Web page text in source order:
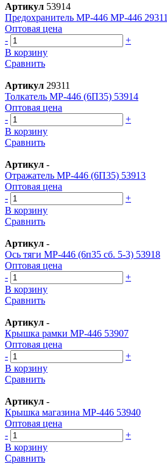
Артикул 53914
Предохранитель МР-446 МР-446 29311
Оптовая цена
-
+
В корзину
Сравнить
Артикул 29311
Толкатель МР-446 (6П35) 53914
Оптовая цена
-
+
В корзину
Сравнить
Артикул -
Отражатель МР-446 (6П35) 53913
Оптовая цена
-
+
В корзину
Сравнить
Артикул -
Ось тяги МР-446 (6п35 сб. 5-3) 53918
Оптовая цена
-
+
В корзину
Сравнить
Артикул -
Крышка рамки МР-446 53907
Оптовая цена
-
+
В корзину
Сравнить
Артикул -
Крышка магазина МР-446 53940
Оптовая цена
-
+
В корзину
Сравнить